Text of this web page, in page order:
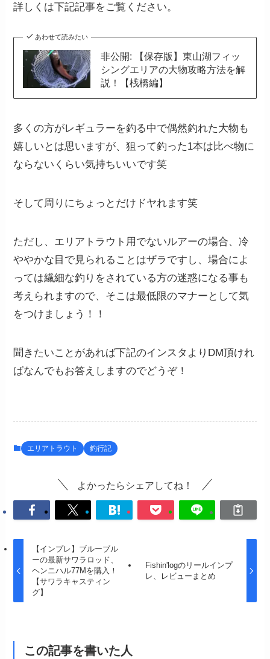
詳しくは下記記事をご覧ください。
あわせて読みたい
非公開: 【保存版】東山湖フィッ
シングエリアの大物攻略方法を解
説！【桟橋編】
多くの方がレギュラーを釣る中で偶然釣れた大物も
嬉しいとは思いますが、狙って釣った1本は比べ物に
ならないくらい気持ちいいです笑
そして周りにちょっとだけドヤれます笑
ただし、エリアトラウト用でないルアーの場合、冷
ややかな目で見られることはザラですし、場合によ
っては繊細な釣りをされている方の迷惑になる事も
考えられますので、そこは最低限のマナーとして気
をつけましょう！！
聞きたいことがあれば下記のインスタよりDM頂けれ
ばなんでもお答えしますのでどうぞ！
エリアトラウト 釣行記
よかったらシェアしてね！
【インプレ】ブルーブル
ーの最新サワラロッド、
ヘンニハル77Mを購入！
【サワラキャスティン
グ】
Fishin'logのリールインプ
レ、レビューまとめ
この記事を書いた人